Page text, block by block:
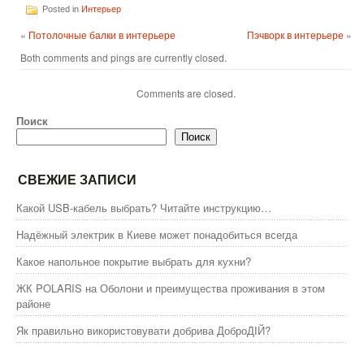
Posted in Интерьер
« Потолочные балки в интерьере Пэчворк в интерьере »
Both comments and pings are currently closed.
Comments are closed.
Поиск
Поиск
СВЕЖИЕ ЗАПИСИ
Какой USB-кабель выбрать? Читайте инструкцию…
Надёжный электрик в Киеве может понадобиться всегда
Какое напольное покрытие выбрать для кухни?
ЖК POLARIS на Оболони и преимущества проживания в этом
районе
Як правильно використовувати добрива ДоброДІЙ?